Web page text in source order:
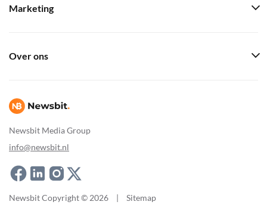
Newsbit Media Group
info@newsbit.nl
Marketing
Over ons
Newsbit Copyright © 2026 | Sitemap